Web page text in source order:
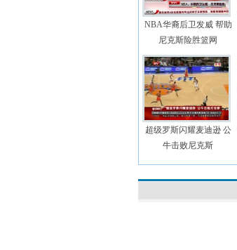
NBA华裔后卫发威 帮助
尼克斯险胜篮网
超级罗斯闪耀麦迪逊 公
牛击败尼克斯